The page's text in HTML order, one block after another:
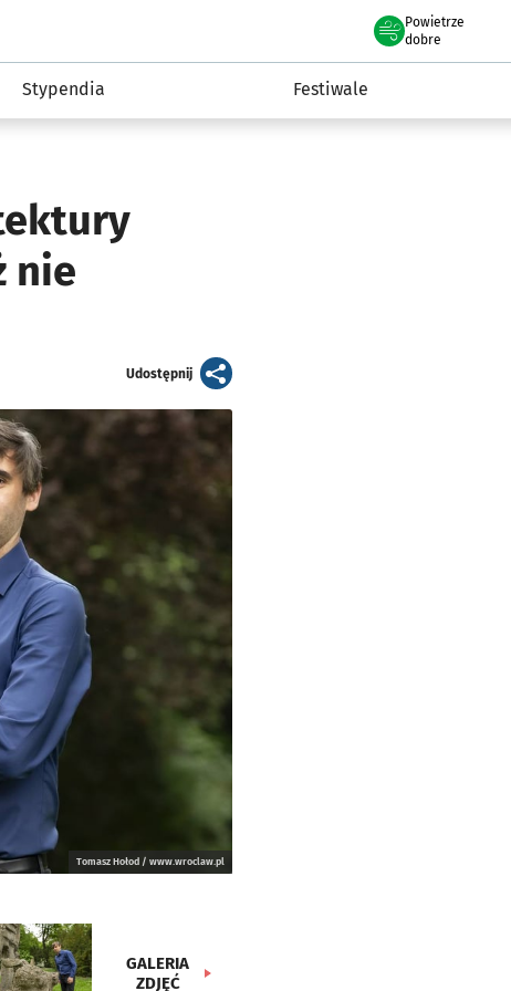
Kultura
Powietrze
we Wrocławiu
dobre
Stypendia Festiwale
nie
Udostępnijartykuł
Tomasz Hołod / www.wroclaw.pl
GALERIA
ZDJĘĆ